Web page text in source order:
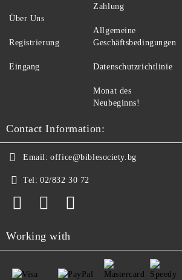
Über Uns
Registrierung
Eingang
Zahlung
Allgemeine
Geschäftsbedingungen
Datenschutzrichtlinie
Monat des
Neubeginns!
Contact Information:
Email: office@biblesociety.bg
Tel: 02/832 30 72
Working with